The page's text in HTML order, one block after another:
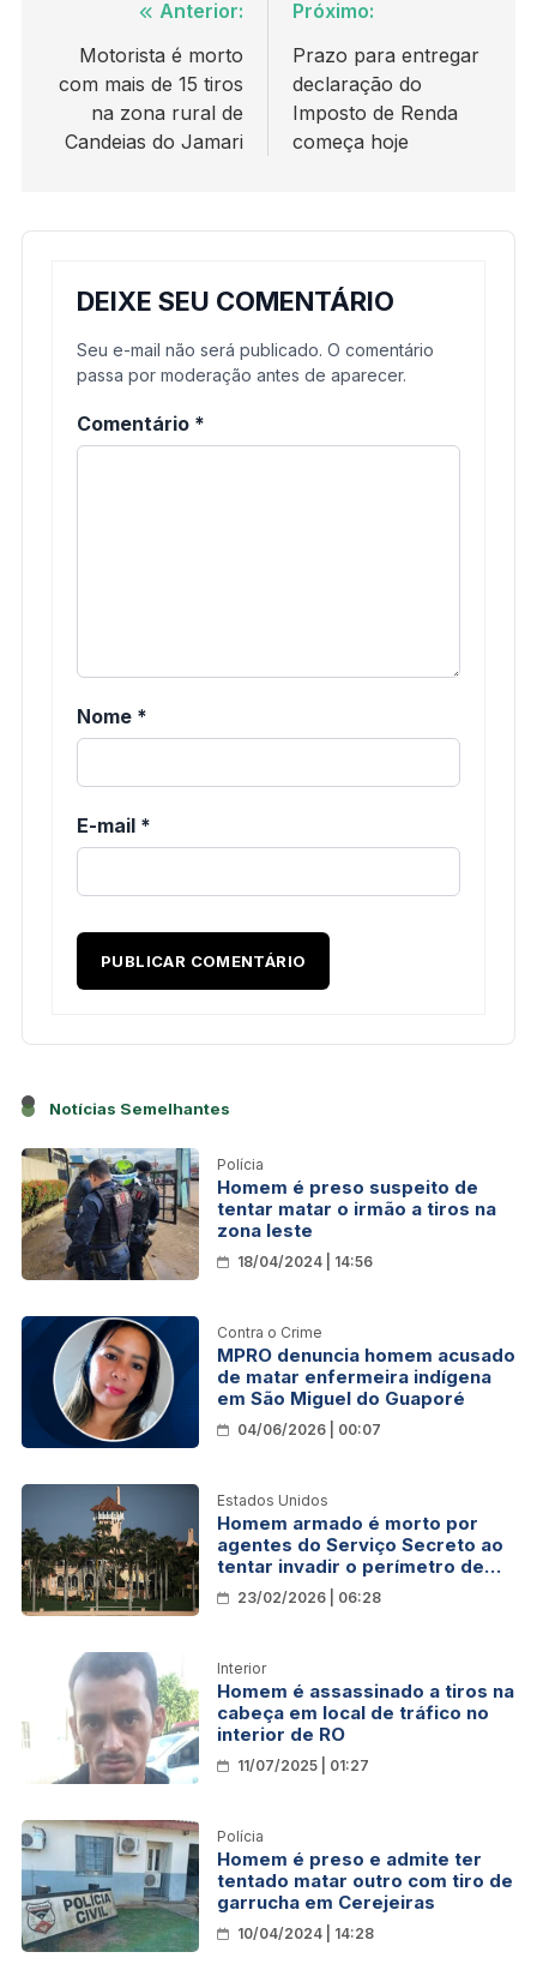
Navegação
Post
Anterior:
Motorista é morto
com mais de 15 tiros
na zona rural de
Candeias do Jamari
Próximo:
Prazo para entregar
declaração do
Imposto de Renda
começa hoje
DEIXE SEU COMENTÁRIO
Seu e-mail não será publicado. O comentário
passa por moderação antes de aparecer.
Comentário *
Nome *
E-mail *
Notícias Semelhantes
Polícia
Homem é preso suspeito de
tentar matar o irmão a tiros na
zona leste
18/04/2024 | 14:56
Contra o Crime
MPRO denuncia homem acusado
de matar enfermeira indígena
em São Miguel do Guaporé
04/06/2026 | 00:07
Estados Unidos
Homem armado é morto por
agentes do Serviço Secreto ao
tentar invadir o perímetro de
segurança de Mar-a-Lago
23/02/2026 | 06:28
Interior
Homem é assassinado a tiros na
cabeça em local de tráfico no
interior de RO
11/07/2025 | 01:27
Polícia
Homem é preso e admite ter
tentado matar outro com tiro de
garrucha em Cerejeiras
10/04/2024 | 14:28